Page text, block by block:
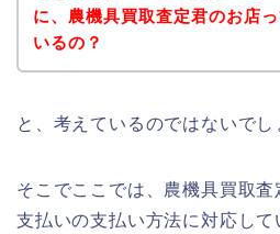
に、農機具買取査定君のお店
いるの？
と、考えているのではないでし
そこでここでは、農機具買取
支払いの支払い方法に対応し